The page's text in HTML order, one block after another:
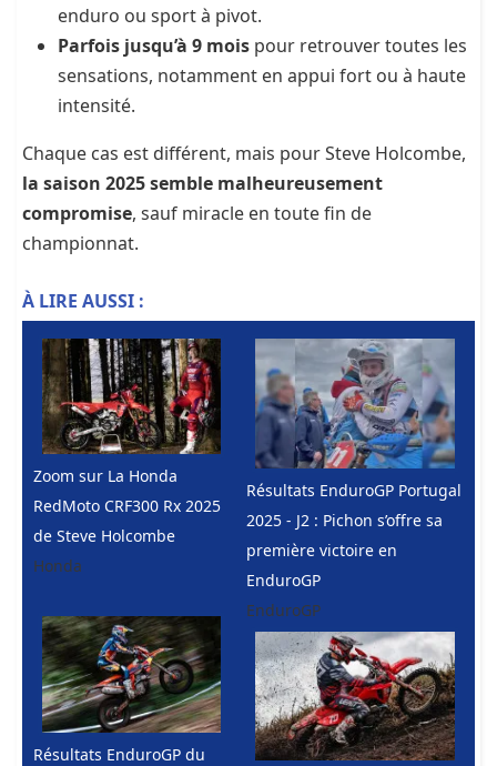
enduro ou sport à pivot.
Parfois jusqu’à 9 mois pour retrouver toutes les
sensations, notamment en appui fort ou à haute
intensité.
Chaque cas est différent, mais pour Steve Holcombe,
la saison 2025 semble malheureusement
compromise, sauf miracle en toute fin de
championnat.
À LIRE AUSSI :
Zoom sur La Honda
RedMoto CRF300 Rx 2025
de Steve Holcombe
Honda
Résultats EnduroGP du
Résultats EnduroGP Portugal
2025 - J2 : Pichon s’offre sa
première victoire en
EnduroGP
EnduroGP